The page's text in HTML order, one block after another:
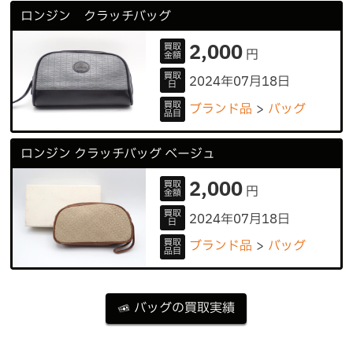
ロンジン クラッチバッグ
買取
金額 2,000円
買取
日 2024年07月18日
買取
品目 ブランド品 バッグ
ロンジン クラッチバッグ ベージュ
買取
金額 2,000円
買取
日 2024年07月18日
買取
品目 ブランド品 バッグ
バッグの買取実績